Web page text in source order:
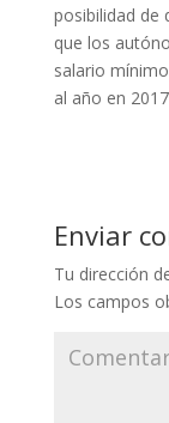
posibilidad de
que los
salario
al año en
Enviar
Tu dirección
Los campos